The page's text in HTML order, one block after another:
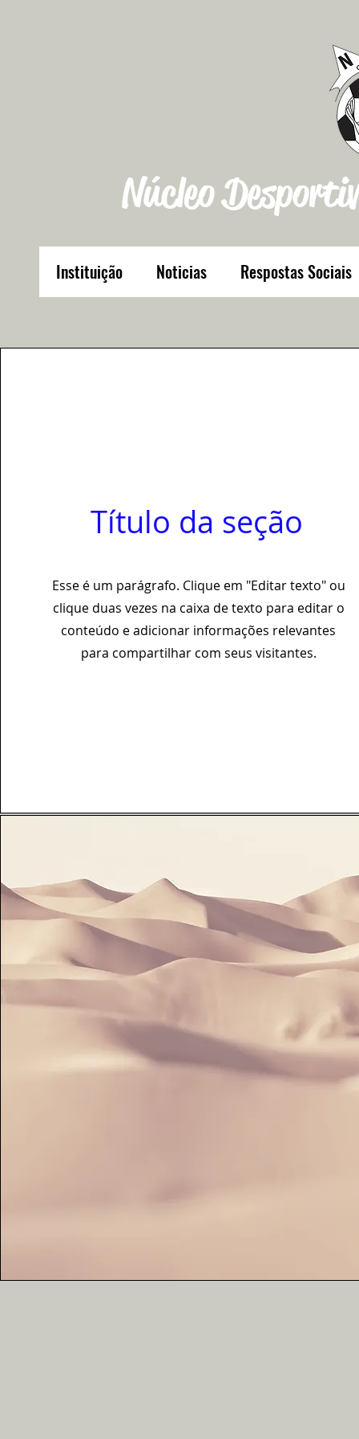
Núcleo
Instituição Noticias Respostas Sociais
Título da seção
Esse é um parágrafo. Clique em "Editar texto" ou
clique duas vezes na caixa de texto para editar o
conteúdo e adicionar informações relevantes
para compartilhar com seus visitantes.